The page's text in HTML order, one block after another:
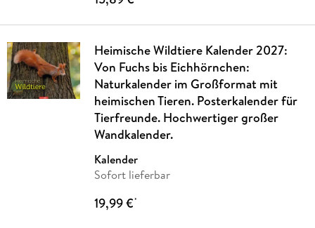
Heimische Wildtiere Kalender 2027:
Von Fuchs bis Eichhörnchen:
Naturkalender im Großformat mit
heimischen Tieren. Posterkalender für
Tierfreunde. Hochwertiger großer
Wandkalender.
Kalender
Sofort lieferbar
19,99 €*